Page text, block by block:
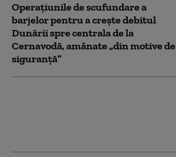
Operaţiunile de scufundare a
barjelor pentru a creşte debitul
Dunării spre centrala de la
Cernavodă, amânate „din motive de
siguranţă”